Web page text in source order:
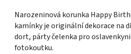
Narozeninová korunka Happy
kamínky je originální dekorace na
dort, párty čelenka pro
fotokoutku.